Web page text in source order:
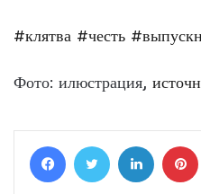
#клятва #честь
Фото: илюстрация,
FacebookTwitter LinkedIn